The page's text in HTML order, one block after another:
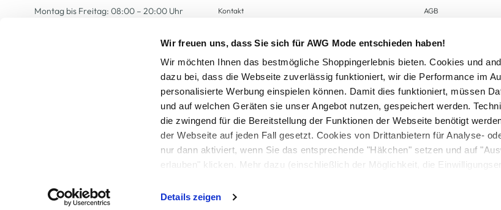
Wir freuen uns, dass Sie sich für AWG Mode entschieden haben!
Wir möchten Ihnen das bestmögliche Shoppingerlebnis bieten. Cookies und
dazu bei, dass die Webseite zuverlässig funktioniert, wir die Performance im
personalisierte Werbung einspielen können. Damit dies funktioniert, müssen
und auf welchen Geräten sie unser Angebot nutzen, gespeichert werden.
die zwingend für die Bereitstellung der Funktionen der Webseite benötigt
der Webseite auf jeden Fall gesetzt. Cookies von Drittanbietern für Analyse-
nur dann aktiviert, wenn Sie das entsprechende "Häkchen" setzen und auf
erlauben" klicken. Mehr dazu (einschließlich der Möglichkeit, die
Details zeigen
Montag bis Freitag: 08:00 – 20:00 Uhr
Kontakt
AGB
Zahlungsarten
Datenschutz
AWG CARD
Alle Preise inkl. gesetzl. Mehrwertsteuer zzgl.